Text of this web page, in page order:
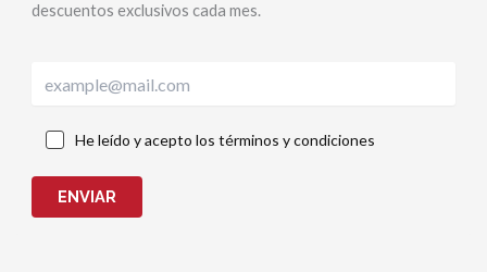
descuentos exclusivos cada mes.
He leído y acepto los términos y condiciones
ENVIAR